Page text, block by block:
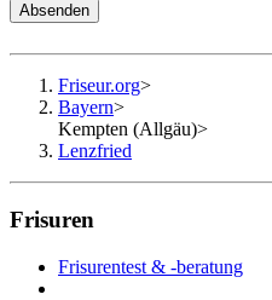
Absenden
Friseur.org>
Bayern>
Kempten (Allgäu)>
Lenzfried
Frisuren
Frisurentest & -beratung